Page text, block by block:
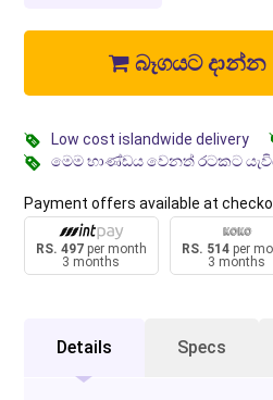
බෑගයට දාන්න
Low cost islandwide delivery
මෙම භාණ්ඩය වෙනත් රටකට
Payment offers available at
RS. 497per month
3 months
RS. 514per
3 months
Details Specs